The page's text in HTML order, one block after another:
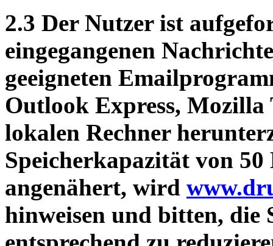
2.3 Der Nutzer ist
eingegangenen
geeigneten
Outlook Express,
lokalen Rechner
Speicherkapazität von
angenähert, wird
hinweisen und bitten, die